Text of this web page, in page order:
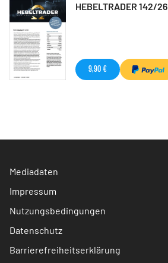
HEBELTRADER 142/26
9,90 €
Mediadaten
Impressum
Nutzungsbedingungen
Datenschutz
Barrierefreiheitserklärung